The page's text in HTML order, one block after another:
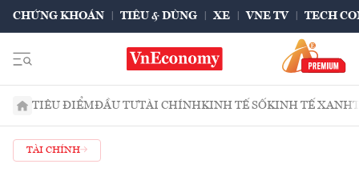
CHỨNG KHOÁN TIÊU & DÙNG XE VNE TV TECH
TIÊU ĐIỂMĐẦU TƯTÀI CHÍNHKINH TẾ SỐKINH TẾ XANH
TÀI CHÍNH